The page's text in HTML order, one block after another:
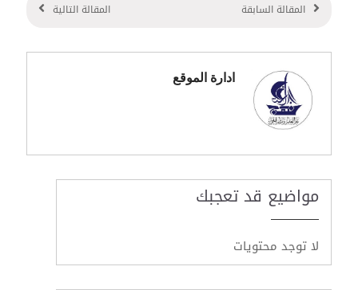
المقالة السابقة المقالة التالية
ادارة الموقع
مواضيع قد تعجبك
لا توجد محتويات